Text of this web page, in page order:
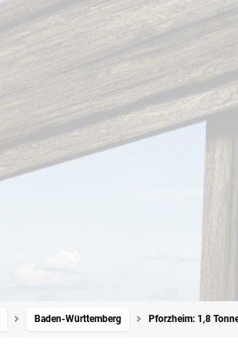
Baden-Württemberg Pforzheim: 1,8